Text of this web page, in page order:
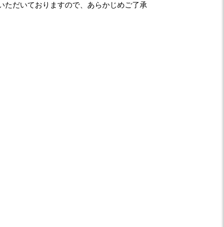
だいておりますので、あらかじめご了承